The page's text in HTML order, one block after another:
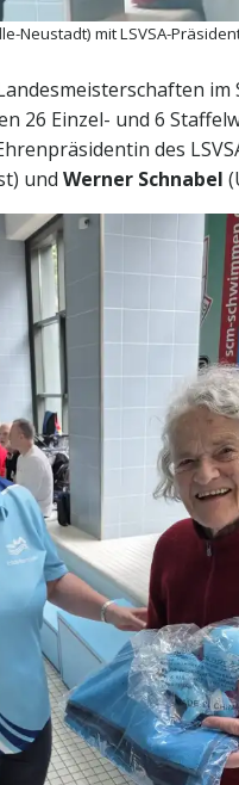
Neustadt) mit LSVSA-
26 Einzel- und 6
des
und Werner Schnabel